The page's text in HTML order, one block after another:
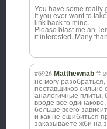
You have some really
If you ever want to
link back to mine.
Please blast me an
if interested. Many
#6926 Matthewnab
не могу
поставщиков сильно
аналогичные плиты,
вроде всё
больше всего
и как не ошибиться
заказываете жби на